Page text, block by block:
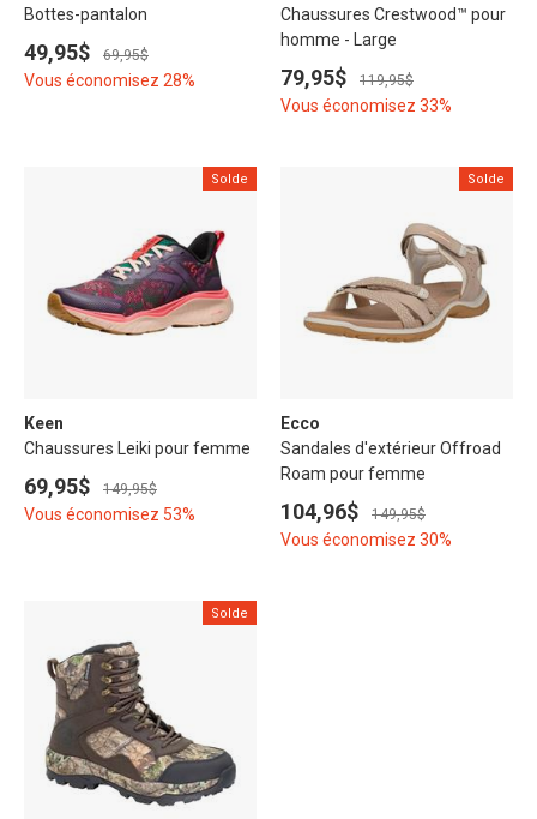
Bottes-pantalon
49,95$ 69,95$
Vous économisez 28%
Chaussures Crestwood™ pour
homme - Large
79,95$ 119,95$
Vous économisez 33%
Solde
Keen
Chaussures Leiki pour femme
69,95$ 149,95$
Vous économisez 53%
Solde
Ecco
Sandales d'extérieur Offroad
Roam pour femme
104,96$ 149,95$
Vous économisez 30%
Solde